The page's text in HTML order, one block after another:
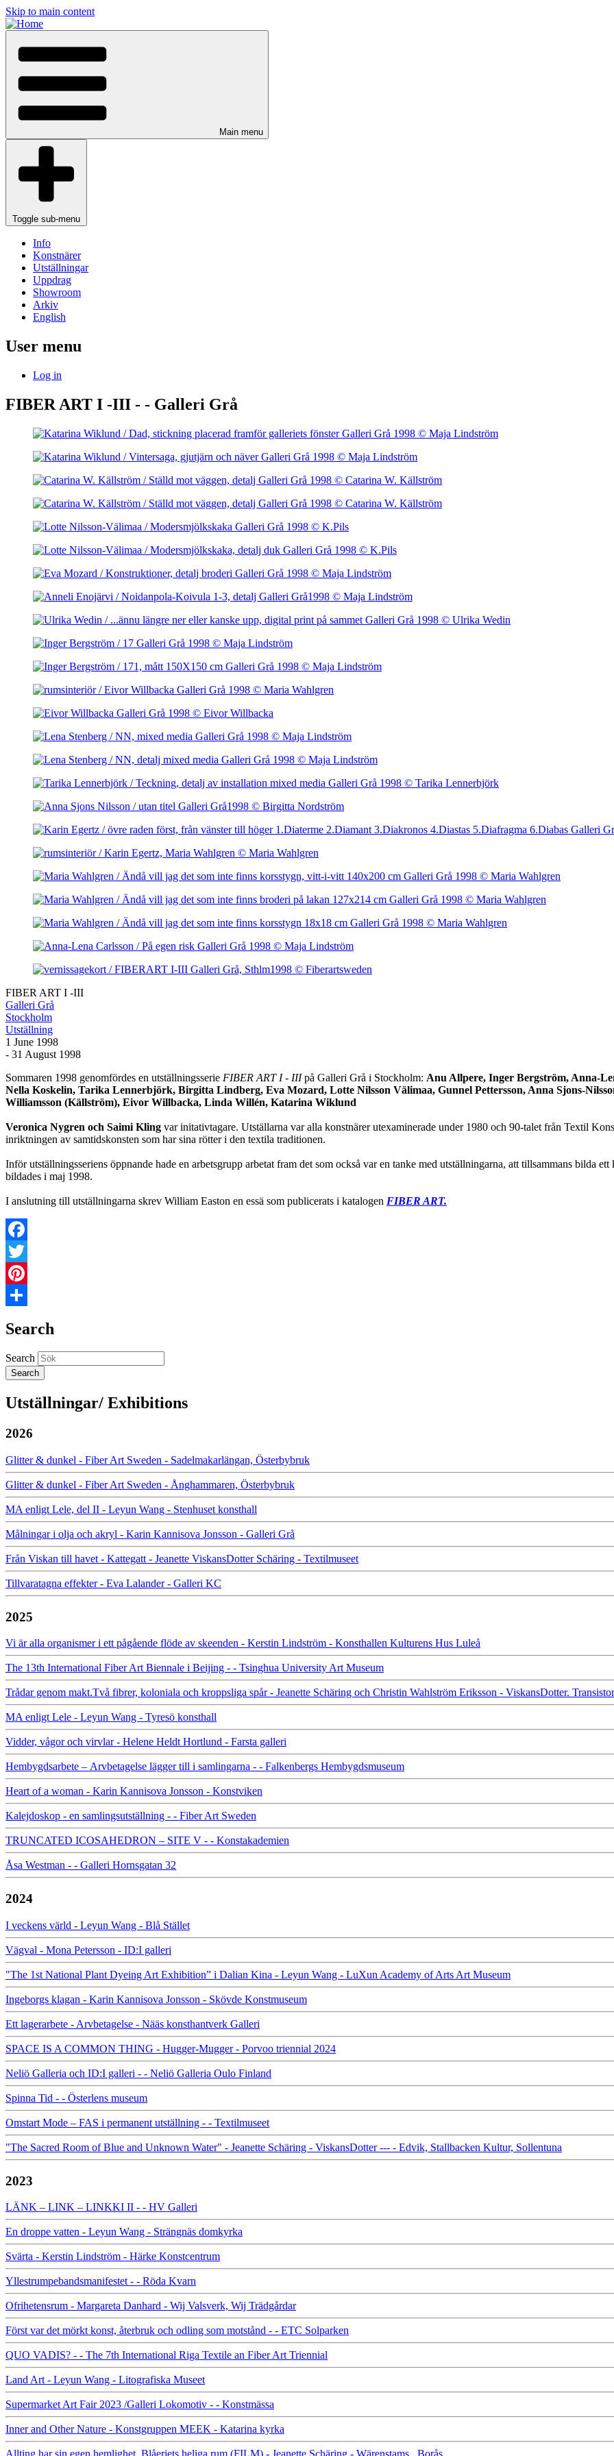
Skip to main content
Main menu
Toggle sub-menu
Info
Konstnärer
Utställningar
Uppdrag
Showroom
Arkiv
English
User menu
Log in
FIBER ART I -III - - Galleri Grå
FIBER ART I -III
Galleri Grå
Stockholm
Utställning
1 June 1998
- 31 August 1998
Sommaren 1998 genomfördes en utställningsserie FIBER ART I - IIIpå Galleri Grå i Stockholm: Anu Allpere, Inger Bergström, Anna-
Nella Koskelin, Tarika Lennerbjörk, Birgitta Lindberg, Eva Mozard, Lotte Nilsson Välimaa, Gunnel Pettersson, Anna Sjons-
Williamsson (Källström), Eivor Willbacka, Linda Willén, Katarina Wiklund
Veronica Nygren och Saimi Kling var initativtagare. Utställarna var alla konstnärer utexaminerade under 1980 och 90-talet från Textil
inriktningen av samtidskonsten som har sina rötter i den textila traditionen.
Inför utställningsseriens öppnande hade en arbetsgrupp arbetat fram det som också var en tanke med utställningarna, att tillsammans bilda
bildades i maj 1998.
I anslutning till utställningarna skrev William Easton en essä som publicerats i katalogen FIBER ART.
Facebook
Twitter
Pinterest
Search
Search
Utställningar/ Exhibitions
2026
Glitter & dunkel - Fiber Art Sweden - Sadelmakarlängan, Österbybruk
Glitter & dunkel - Fiber Art Sweden - Ånghammaren, Österbybruk
MA enligt Lele, del II - Leyun Wang - Stenhuset konsthall
Målningar i olja och akryl - Karin Kannisova Jonsson - Galleri Grå
Från Viskan till havet - Kattegatt - Jeanette ViskansDotter Schäring - Textilmuseet
Tillvaratagna effekter - Eva Lalander - Galleri KC
2025
Vi är alla organismer i ett pågående flöde av skeenden - Kerstin Lindström - Konsthallen Kulturens Hus Luleå
The 13th International Fiber Art Biennale i Beijing - - Tsinghua University Art Museum
Trådar genom makt.Två fibrer, koloniala och kroppsliga spår - Jeanette Schäring och Christin Wahlström Eriksson - ViskansDotter.
MA enligt Lele - Leyun Wang - Tyresö konsthall
Vidder, vågor och virvlar - Helene Heldt Hortlund - Farsta galleri
Hembygdsarbete – Arvbetagelse lägger till i samlingarna - - Falkenbergs Hembygdsmuseum
Heart of a woman - Karin Kannisova Jonsson - Konstviken
Kalejdoskop - en samlingsutställning - - Fiber Art Sweden
TRUNCATED ICOSAHEDRON – SITE V - - Konstakademien
Åsa Westman - - Galleri Hornsgatan 32
2024
I veckens värld - Leyun Wang - Blå Stället
Vägval - Mona Petersson - ID:I galleri
"The 1st National Plant Dyeing Art Exhibition” i Dalian Kina - Leyun Wang - LuXun Academy of Arts Art Museum
Ingeborgs klagan - Karin Kannisova Jonsson - Skövde Konstmuseum
Ett lagerarbete - Arvbetagelse - Nääs konsthantverk Galleri
SPACE IS A COMMON THING - Hugger-Mugger - Porvoo triennial 2024
Neliö Galleria och ID:I galleri - - Neliö Galleria Oulo Finland
Spinna Tid - - Österlens museum
Omstart Mode – FAS i permanent utställning - - Textilmuseet
"The Sacred Room of Blue and Unknown Water" - Jeanette Schäring - ViskansDotter --- - Edvik, Stallbacken Kultur, Sollentuna
2023
LÄNK – LINK – LINKKI II - - HV Galleri
En droppe vatten - Leyun Wang - Strängnäs domkyrka
Svärta - Kerstin Lindström - Härke Konstcentrum
Yllestrumpebandsmanifestet - - Röda Kvarn
Ofrihetensrum - Margareta Danhard - Wij Valsverk, Wij Trädgårdar
Först var det mörkt konst, återbruk och odling som motstånd - - ETC Solparken
QUO VADIS? - - The 7th International Riga Textile an Fiber Art Triennial
Land Art - Leyun Wang - Litografiska Museet
Supermarket Art Fair 2023 /Galleri Lokomotiv - - Konstmässa
Inner and Other Nature - Konstgruppen MEEK - Katarina kyrka